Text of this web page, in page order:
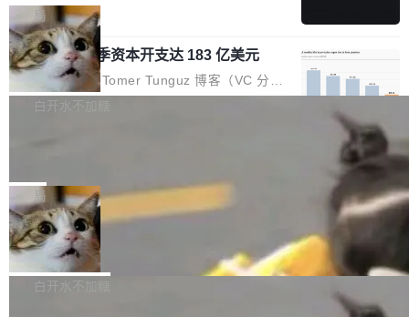
了。 闲置的 cell 会休眠到几乎不占资源。当 cel
l 迁移或唤醒时，新宿主从 S3 恢复 SQLite 数据
库继续执行。存储库是持久化的唯一真相...
例如iQOO Z11i、REDMI Note 17、REDMI No
te 17 Pro、OPPO K15，要么是vivo X300 E这
样的次旗舰。 Galaxy Z Fold8 Ultra / Z Fold8 /
Z Flip8三款折叠屏新机均在7月22日发布，且全
部搭载骁龙8 Elite Gen5 for Galaxy，它们本该
个在 git commit 之间记录每一次编辑操作的版
本控制系统。目前处于 Early Access 阶段。 De
ltaDB 的核心思路直接写在 landing page 最显
眼的位置：「Software is made between com
mits」——软件是在 commit 之间写出来的。git
是把这段空隙补上。 回退到任何一次编辑：Delt
aDB 捕获 commit 之间的每一次操作，...
局
SpaceXAI 单季资本开支达 183 亿美元
根据风险投资人Tomer Tunguz 博客（VC 分
析）披露的最新分析与第二季度业绩报告，Spac
微软同期总资本开支的四成。 与亚马逊、Alpha
bet、微软以及 Meta 等传统科技巨头相比，Spa
ceXAI的资金消耗速度尤为引人瞩目。然而，支
撑庞大支出的资金来源却呈现出截然不同的面
貌。数据显示，微软和 Meta 主要依托充沛的经
白开水不加糖
一个在终端里运行的编程 agent；Muse Spark
1.2，驱动这个 agent 的新模型。一句话概括：
你可以用 curl -fsSL https://dev.meta.ai/install.
sh | bash 安装一个能在大项目里自动规划、写
代码、验证结果的 AI 终端工具。 据介绍，Muse
局
美团开源 LoHoSearch，用知识图谱校
准 AI 能力认知
机器出题的前提，是让机器拥有全局视野。整个
构建流程可以分为四个环节：建图 → 控制难度
白开水不加糖